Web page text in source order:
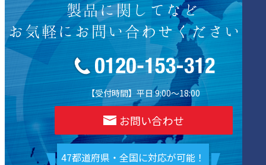
製品に関してなど
お気軽にお問い合わせください！
【受付時間】平日 9:00～18:00
お問い合わせ
47都道府県・全国に対応が可能！